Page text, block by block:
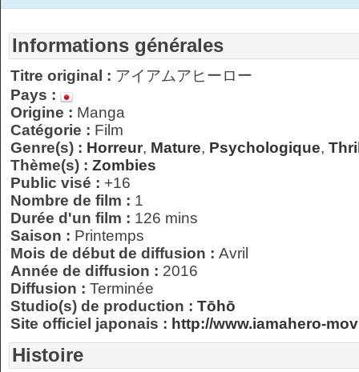
Informations générales
Titre original : アイアムアヒーロー
Pays :
Origine : Manga
Catégorie : Film
Genre(s) : Horreur, Mature, Psychologique,
Thème(s) : Zombies
Public visé : +16
Nombre de film : 1
Durée d'un film : 126 mins
Saison : Printemps
Mois de début de diffusion : Avril
Année de diffusion : 2016
Diffusion : Terminée
Studio(s) de production : Tōhō
Site officiel japonais : http://www.iamahero-
Histoire